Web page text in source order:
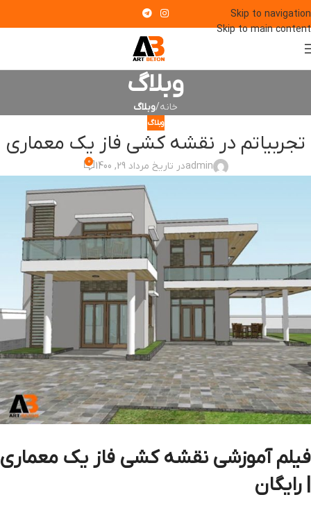
Skip to navigation
Skip to main content
وبلاگ
خانه/وبلاگ
وبلاگ
تجربیاتم در نقشه کشی فاز یک معماری
adminدر تاریخ مرداد 29, 1400 0
فیلم آموزشی نقشه کشی فاز یک معماری
| رایگان